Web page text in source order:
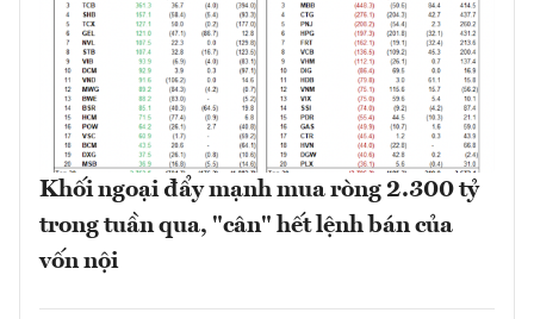
Khối ngoại đẩy mạnh mua ròng 2.300 tỷ
trong tuần qua, "cân" hết lệnh bán của
vốn nội